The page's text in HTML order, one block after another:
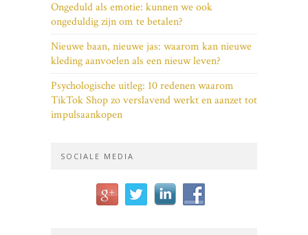
Ongeduld als emotie: kunnen we ook
ongeduldig zijn om te betalen?
Nieuwe baan, nieuwe jas: waarom kan nieuwe
kleding aanvoelen als een nieuw leven?
Psychologische uitleg: 10 redenen waarom
TikTok Shop zo verslavend werkt en aanzet tot
impulsaankopen
SOCIALE MEDIA